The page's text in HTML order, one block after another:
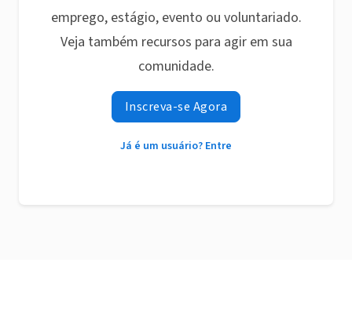
emprego, estágio, evento ou voluntariado.
Veja também recursos para agir em sua
comunidade.
Inscreva-se Agora
Já é um usuário? Entre